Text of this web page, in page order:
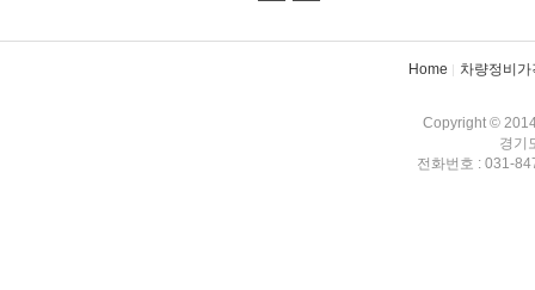
Home 차량정비가
Copyright ©
경기
전화번호 : 031-